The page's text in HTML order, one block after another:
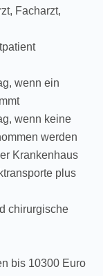
Facharzt,
wenn ein
wenn keine
werden
Krankenhaus
plus
chirurgische
bis 10300 Euro